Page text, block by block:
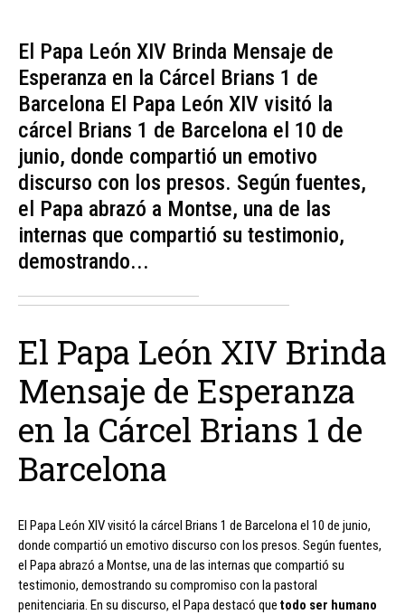
El Papa León XIV Brinda Mensaje de
Esperanza en la Cárcel Brians 1 de
Barcelona El Papa León XIV visitó la
cárcel Brians 1 de Barcelona el 10 de
junio, donde compartió un emotivo
discurso con los presos. Según fuentes,
el Papa abrazó a Montse, una de las
internas que compartió su testimonio,
demostrando...
El Papa León XIV Brinda
Mensaje de Esperanza
en la Cárcel Brians 1 de
Barcelona
El Papa León XIV visitó la cárcel Brians 1 de Barcelona el 10 de junio,
donde compartió un emotivo discurso con los presos. Según fuentes,
el Papa abrazó a Montse, una de las internas que compartió su
testimonio, demostrando su compromiso con la pastoral
penitenciaria. En su discurso, el Papa destacó que todo ser humano